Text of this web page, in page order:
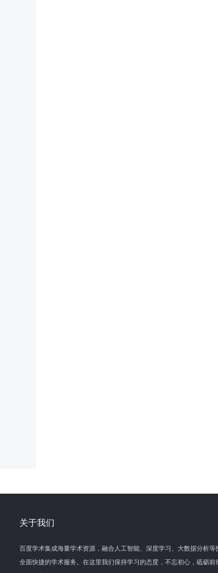
关于我们
百度学术集成海量学术资源，融合人工智能、深度学习、大数据分析
全面快捷的学术服务。在这里我们保持学习的态度，不忘初心，砥砺前